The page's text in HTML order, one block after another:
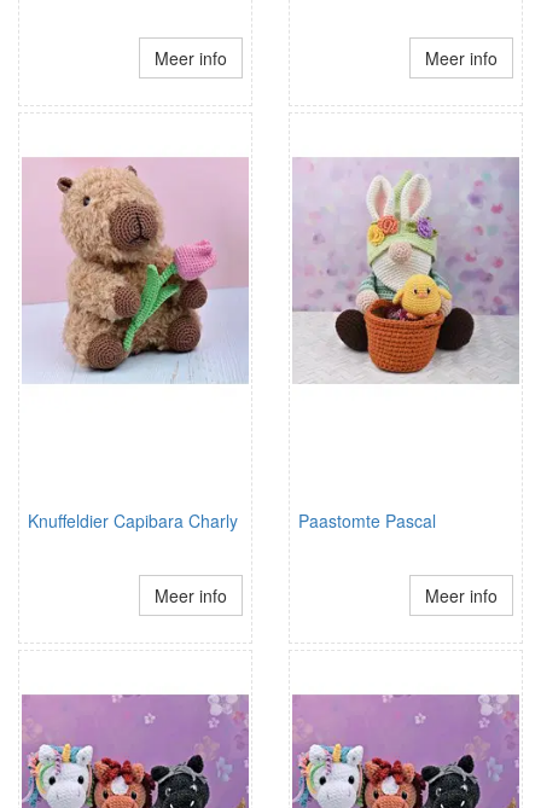
Meer info Meer info
Knuffeldier Capibara Charly
Meer info
Paastomte Pascal
Meer info